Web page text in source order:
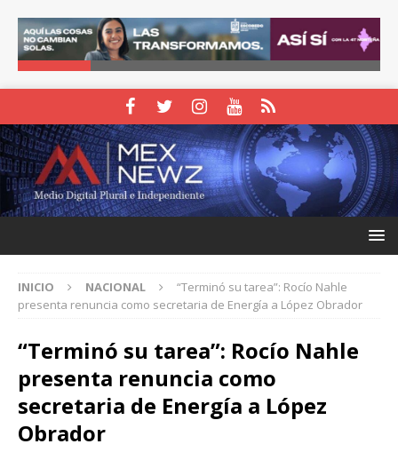
INICIO NACIONAL
“Terminó su tarea”: Rocío Nahle
presenta renuncia como secretaria de Energía a López Obrador
“Terminó su tarea”: Rocío Nahle
presenta renuncia como
secretaria de Energía a López
Obrador